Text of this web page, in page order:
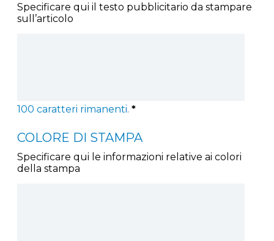
Specificare qui il testo pubblicitario da stampare
sull’articolo
100 caratteri rimanenti. *
COLORE DI STAMPA
Specificare qui le informazioni relative ai colori
della stampa